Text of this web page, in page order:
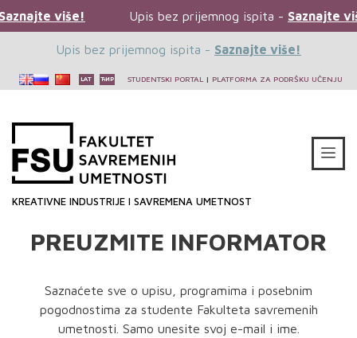
više! Upis bez prijemnog ispita - Saznajte
Upis bez prijemnog ispita - Saznajte više!
STUDENTSKI PORTAL | PLATFORMA ZA PODRŠKU UČENJU
KREATIVNE INDUSTRIJE I SAVREMENA UMETNOST
PREUZMITE INFORMATOR
Saznaćete sve o upisu, programima i posebnim
pogodnostima za studente Fakulteta savremenih
umetnosti. Samo unesite svoj e-mail i ime.